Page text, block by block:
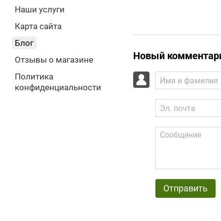
Новый
Отправить
Наши услуги
Карта сайта
Блог
Отзывы о магазине
Политика
конфиденциальности